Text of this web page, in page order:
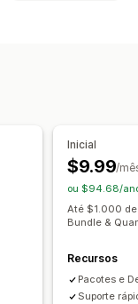
de upsell
Preços em massa
Inicial
$9.99/
ou $94.68/
Até $1.000
Bundle &
Recursos
Pacotes e
Suporte